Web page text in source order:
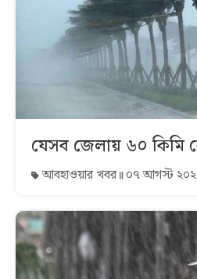
যেসব জেলায় ৬০ কিমি
আবহাওয়ার খবর ০৭ আগস্ট